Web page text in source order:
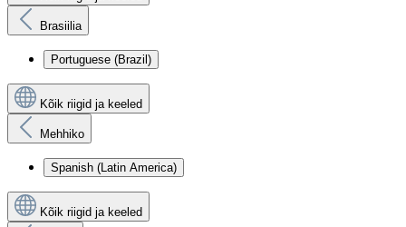
Brasiilia
Portuguese (Brazil)
Kõik riigid ja keeled
Mehhiko
Spanish (Latin America)
Kõik riigid ja keeled